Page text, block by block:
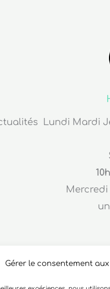
Gérer le consentement
Lundi Mardi